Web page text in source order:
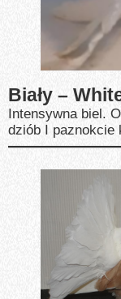
Biały –
Intensywna biel.
dziób I paznokcie